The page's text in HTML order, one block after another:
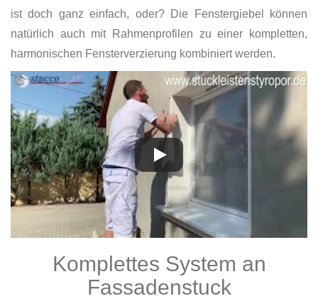
ist doch ganz einfach, oder? Die Fenstergiebel können
natürlich auch mit Rahmenprofilen zu einer kompletten,
harmonischen Fensterverzierung kombiniert werden.
Komplettes System an
Fassadenstuck